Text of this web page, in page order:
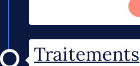
Traitements